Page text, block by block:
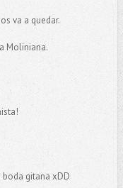
va a quedar.
Moliniana.
gitana xDD